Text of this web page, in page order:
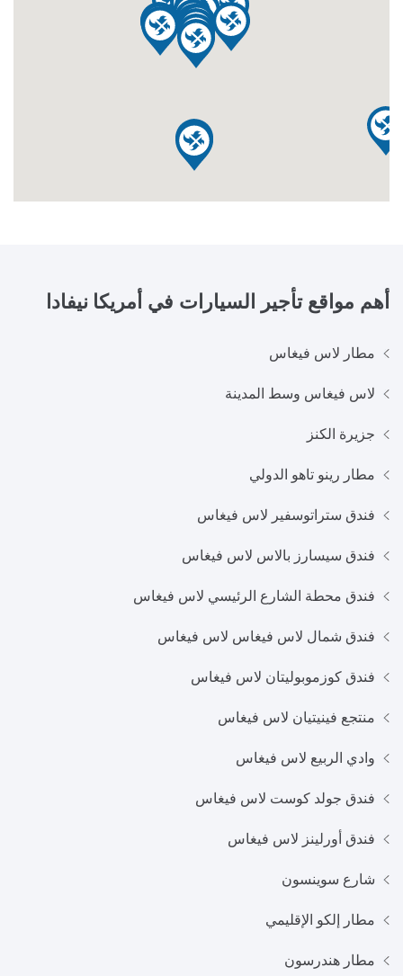
أهم مواقع تأجير السيارات في أمريكا نيفادا
مطار لاس فيغاس
لاس فيغاس وسط المدينة
جزيرة الكنز
مطار رينو تاهو الدولي
فندق ستراتوسفير لاس فيغاس
فندق سيسارز بالاس لاس فيغاس
فندق محطة الشارع الرئيسي لاس فيغاس
فندق شمال لاس فيغاس لاس فيغاس
فندق كوزموبوليتان لاس فيغاس
منتجع فينيتيان لاس فيغاس
وادي الربيع لاس فيغاس
فندق جولد كوست لاس فيغاس
فندق أورلينز لاس فيغاس
شارع سوينسون
مطار إلكو الإقليمي
مطار هندرسون